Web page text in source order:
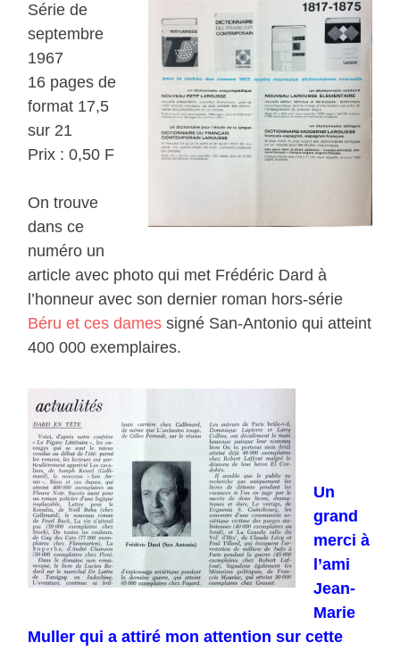
Série de
septembre
1967
16 pages de
format 17,5
sur 21
Prix : 0,50 F
On trouve
dans ce
numéro un
article avec photo qui met Frédéric Dard à
l’honneur avec son dernier roman hors-série
Béru et ces dames signé San-Antonio qui atteint
400 000 exemplaires.
Un
grand
merci à
l’ami
Jean-
Marie
Muller qui a attiré mon attention sur cette